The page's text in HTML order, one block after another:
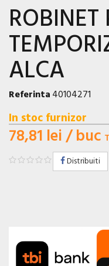
ROBINET
ALCA
Referinta40104271
In stoc furnizor
78,81 lei/ buc
Distribuiti